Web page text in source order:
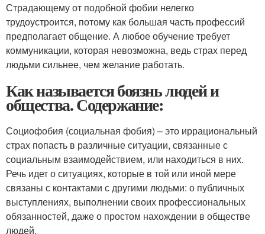
Страдающему от подобной фобии нелегко
трудоустроится, потому как большая часть профессий
предполагает общение. А любое обучение требует
коммуникации, которая невозможна, ведь страх перед
людьми сильнее, чем желание работать.
Как называется боязнь людей и
общества. Содержание:
Социофобия (социальная фобия) – это иррациональный
страх попасть в различные ситуации, связанные с
социальным взаимодействием, или находиться в них.
Речь идет о ситуациях, которые в той или иной мере
связаны с контактами с другими людьми: о публичных
выступлениях, выполнении своих профессиональных
обязанностей, даже о простом нахождении в обществе
людей.